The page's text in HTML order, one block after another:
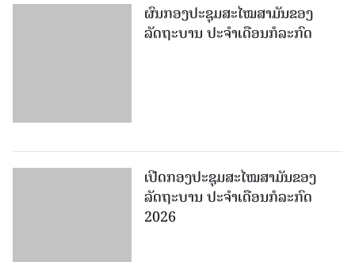
ຜົນກອງປະຊຸມສະໄໝສາມັນຂອງ
ລັດຖະບານ ປະຈຳເດືອນກໍລະກົດ
ເປີດກອງປະຊຸມສະໄໝສາມັນຂອງ
ລັດຖະບານ ປະຈໍາເດືອນກໍລະກົດ
2026